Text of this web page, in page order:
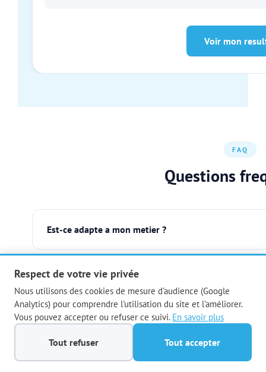
Voir mon
FAQ
Questions
Est-ce adapte a mon metier ?
Oui ! Nous adaptons le contenu a votre secteur
industrie... Chaque formation est
Faut-il etre technique pour suivre la formation ?
Pas du tout. La formation est concue pour les debutants.
pouvez apprendre a
Combien de temps pour voir des resultats ?
Respect de votre vie privée
Nous utilisons des cookies de mesure d'audience (Google
Analytics) pour comprendre l'utilisation du site et l'améliorer.
Vous pouvez accepter ou refuser ce suivi. En savoir plus
Tout refuser Tout accepter